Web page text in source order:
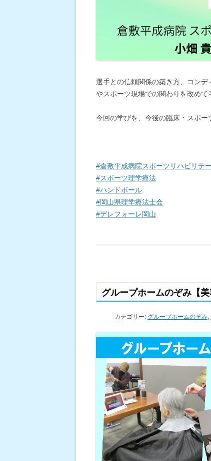
選手との信頼関係の築き方、コン
やスポーツ現場での関わりを改めて
今回の学びを、今後の臨床・スポー
#倉敷平成病院スポーツリハビリテ
#スポーツ理学療法
#ハンドボール
#岡山県理学療法士会
#デレフォーレ岡山
グループホームのぞみ【美
カテゴリー: グループホームのぞみ,